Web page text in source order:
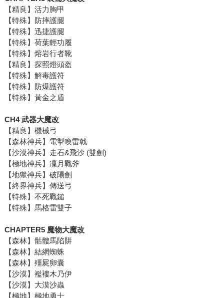
【精良】活力胸甲
【特殊】防摔護腿
【特殊】迅捷護腿
【特殊】荷葉輕功履
【特殊】熔岩行者靴
【精良】探照燈頭盔
【特殊】解毒護符
【特殊】防爆護符
【特殊】黃金之盾
CH4 武器大魔改
【精良】機械弓
【森林神兵】電掣喚雷戟
【沙漠神兵】走石&飛沙 (雙劍)
【極地神兵】凜月戰斧
【地獄神兵】破陽劍
【終界神兵】傳送弓
【特殊】不死戰鎚
【特殊】馬格雷雙子
CHAPTER5 魔物大魔改
【森林】骷髏馬陷阱
【森林】結網蜘蛛
【森林】殭屍卵囊
【沙漠】襤褸木乃伊
【沙漠】大漠沙蟲
【極地】極地勇士